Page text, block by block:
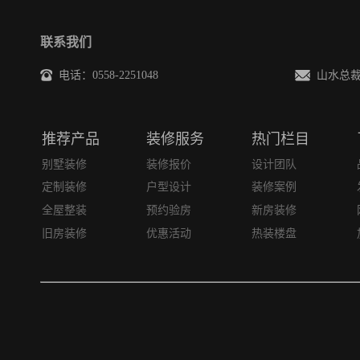
联系我们
电话：0558-2251048 山水总裁
推荐产品 装修服务 热门栏目
别墅装修 装修报价 设计团队
定制装修
户型设计 装修案例
全屋整装
预约验房 新房装修
旧房装修
优惠活动 热装楼盘